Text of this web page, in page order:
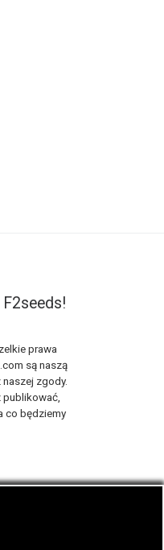
prawa
są naszą
zgody.
co będziemy
oraz CBD.